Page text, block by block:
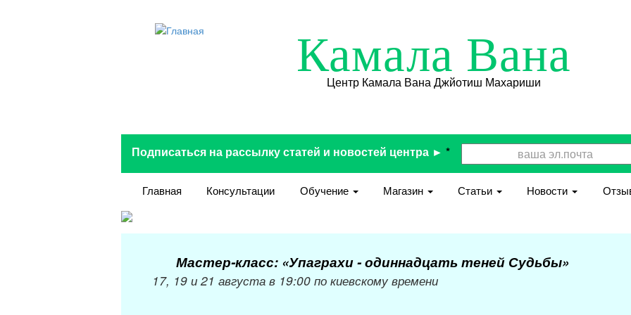
Камала Вана
Центр Камала Вана Джйотиш Махариши
Подписаться на рассылку статей и новостей центра ► *
Главная Консультации Обучение Магазин Статьи Новости
Мастер-класс: «Упаграхи - одиннадцать теней Судьбы»
17, 19 и 21 августа в 19:00 по киевскому времени